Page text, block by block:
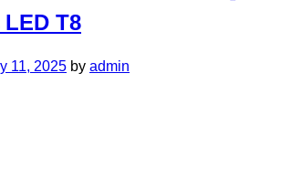
LED T8
11, 2025 by admin